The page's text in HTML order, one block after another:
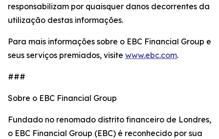
responsabilizam por quaisquer danos decorrentes da
utilização destas informações.
Para mais informações sobre o EBC Financial Group e
seus serviços premiados, visite www.ebc.com.
###
Sobre o EBC Financial Group
Fundado no renomado distrito financeiro de Londres,
o EBC Financial Group (EBC) é reconhecido por sua